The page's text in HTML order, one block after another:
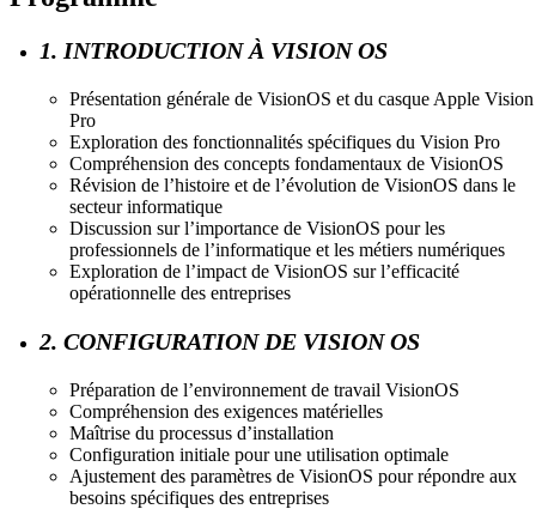
1. INTRODUCTION À VISION OS
Présentation générale de VisionOS et du casque Apple Vision
Pro
Exploration des fonctionnalités spécifiques du Vision Pro
Compréhension des concepts fondamentaux de VisionOS
Révision de l’histoire et de l’évolution de VisionOS dans le
secteur informatique
Discussion sur l’importance de VisionOS pour les
professionnels de l’informatique et les métiers numériques
Exploration de l’impact de VisionOS sur l’efficacité
opérationnelle des entreprises
2. CONFIGURATION DE VISION OS
Préparation de l’environnement de travail VisionOS
Compréhension des exigences matérielles
Maîtrise du processus d’installation
Configuration initiale pour une utilisation optimale
Ajustement des paramètres de VisionOS pour répondre aux
besoins spécifiques des entreprises